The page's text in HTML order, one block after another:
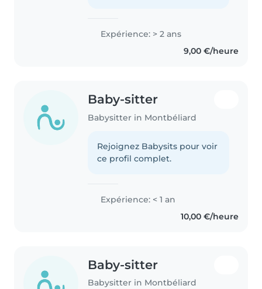
Expérience: > 2 ans
9,00 €/heure
Baby-sitter
Babysitter in Montbéliard
Rejoignez Babysits pour voir
ce profil complet.
Expérience: < 1 an
10,00 €/heure
Baby-sitter
Babysitter in Montbéliard